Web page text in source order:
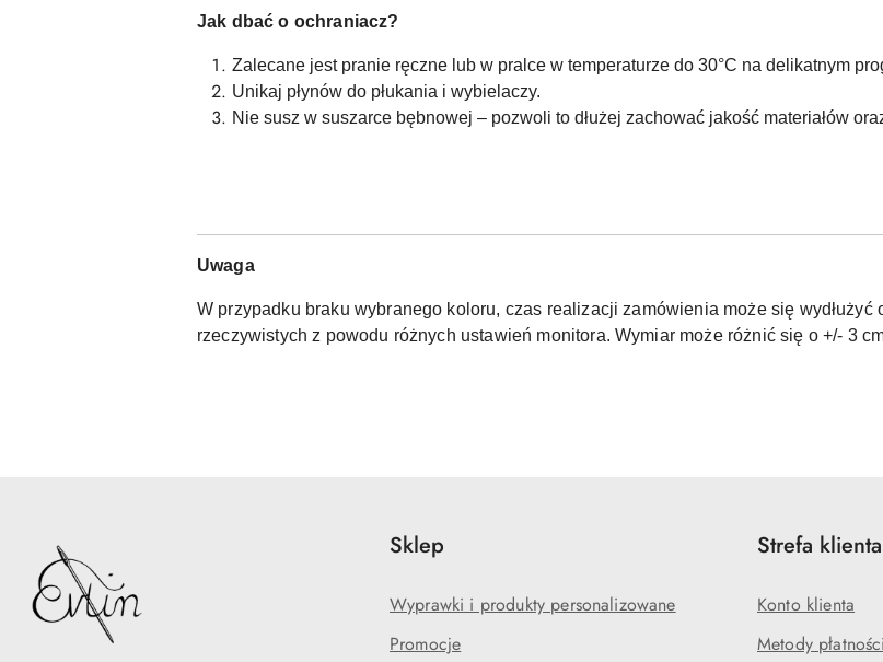
Jak dbać o ochraniacz?
Zalecane jest pranie ręczne lub w pralce w temperaturze do 30°C na delikatnym
Unikaj płynów do płukania i wybielaczy.
Nie susz w suszarce bębnowej – pozwoli to dłużej zachować jakość materiałów
Uwaga
W przypadku braku wybranego koloru, czas realizacji zamówienia może się wydłużyć
rzeczywistych z powodu różnych ustawień monitora. Wymiar może różnić się o +/- 3
Sklep
Wyprawki i produkty personalizowane
Promocje
Strefa klienta
Konto klienta
Metody płatności